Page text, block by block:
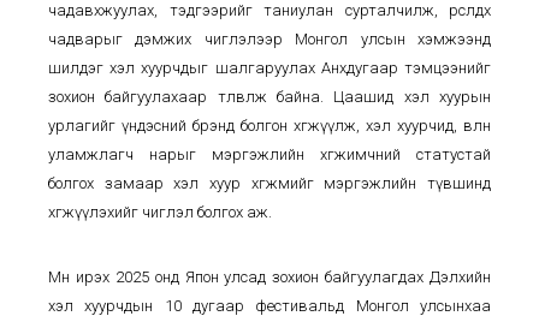
чадавхжуулах, тэдгээрийг таниулан сурталчилж, өрсөлдөх
чадварыг дэмжих чиглэлээр Монгол улсын хэмжээнд
шилдэг хэл хуурчдыг шалгаруулах Анхдугаар тэмцээнийг
зохион байгуулахаар төлөвлөж байна. Цаашид хэл хуурын
урлагийг үндэсний брэнд болгон хөгжүүлж, хэл хуурчид, өвлөн
уламжлагч нарыг мэргэжлийн хөгжимчний статустай
болгох замаар хэл хуур хөгжмийг мэргэжлийн түвшинд
хөгжүүлэхийг чиглэл болгох аж.
Мөн ирэх 2025 онд Япон улсад зохион байгуулагдах Дэлхийн
хэл хуурчдын 10 дугаар фестивальд Монгол улсынхаа